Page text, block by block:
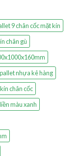
9 chân cốc mặt kín
chân gù
pallet nhựa kê hàng
chân cốc
màu xanh